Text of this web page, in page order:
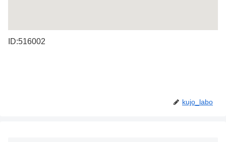
ID:516002
kujo_labo